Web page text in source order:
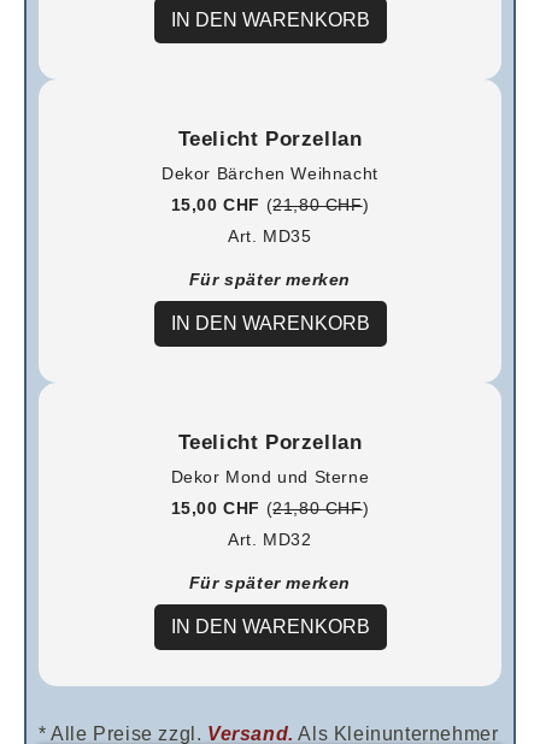
IN DEN WARENKORB
Teelicht Porzellan
Dekor Bärchen Weihnacht
15,00 CHF (21,80 CHF)
Art. MD35
Für später merken
IN DEN WARENKORB
Teelicht Porzellan
Dekor Mond und Sterne
15,00 CHF (21,80 CHF)
Art. MD32
Für später merken
IN DEN WARENKORB
* Alle Preise zzgl. Versand. Als Kleinunternehmer